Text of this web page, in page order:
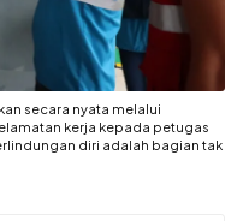
secara nyata melalui
kerja kepada petugas
diri adalah bagian tak